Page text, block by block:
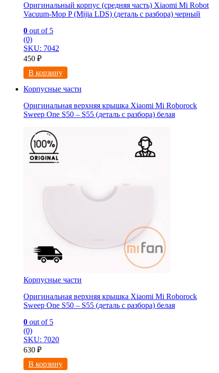
Оригинальный корпус (средняя часть) Xiaomi Mi Robot
Vacuum-Mop P (Mijia LDS) (деталь с разбора) черный
0 out of 5
(0)
SKU: 7042
450 ₽
В корзину
Корпусные части
Оригинальная верхняя крышка Xiaomi Mi Roborock
Sweep One S50 – S55 (деталь с разбора) белая
Корпусные части
Оригинальная верхняя крышка Xiaomi Mi Roborock
Sweep One S50 – S55 (деталь с разбора) белая
0 out of 5
(0)
SKU: 7020
630 ₽
В корзину